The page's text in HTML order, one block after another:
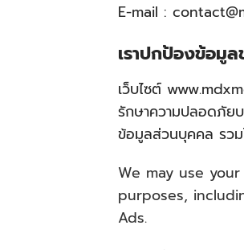
E-mail :
เราปกป้องข้อมู
เว็บไซต์
รักษาความปลอดภัย
ข้อมูลส่วนบุคคล รวม
We may use
purposes,
Ads.